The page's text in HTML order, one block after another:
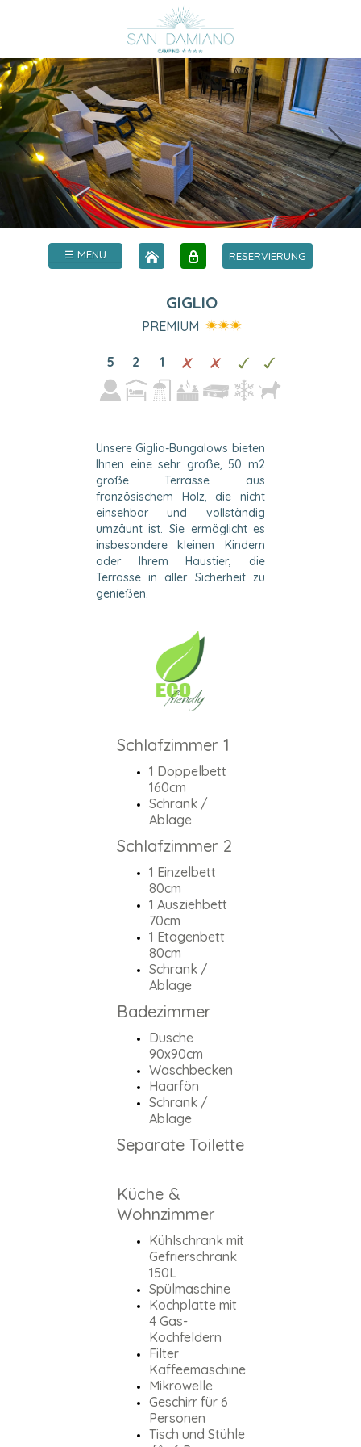
☰ MENU RESERVIERUNG
GIGLIO
PREMIUM
5 2 1
Unsere Giglio-Bungalows bieten
Ihnen eine sehr große, 50 m2
große Terrasse aus
französischem Holz, die nicht
einsehbar und vollständig
umzäunt ist. Sie ermöglicht es
insbesondere kleinen Kindern
oder Ihrem Haustier, die
Terrasse in aller Sicherheit zu
genießen.
Schlafzimmer 1
1 Doppelbett
160cm
Schrank /
Ablage
Schlafzimmer 2
1 Einzelbett
80cm
1 Ausziehbett
70cm
1 Etagenbett
80cm
Schrank /
Ablage
Badezimmer
Dusche
90x90cm
Waschbecken
Haarfön
Schrank /
Ablage
Separate Toilette
Küche &
Wohnzimmer
Kühlschrank mit
Gefrierschrank
150L
Spülmaschine
Kochplatte mit
4 Gas-
Kochfeldern
Filter
Kaffeemaschine
Mikrowelle
Geschirr für 6
Personen
Tisch und Stühle